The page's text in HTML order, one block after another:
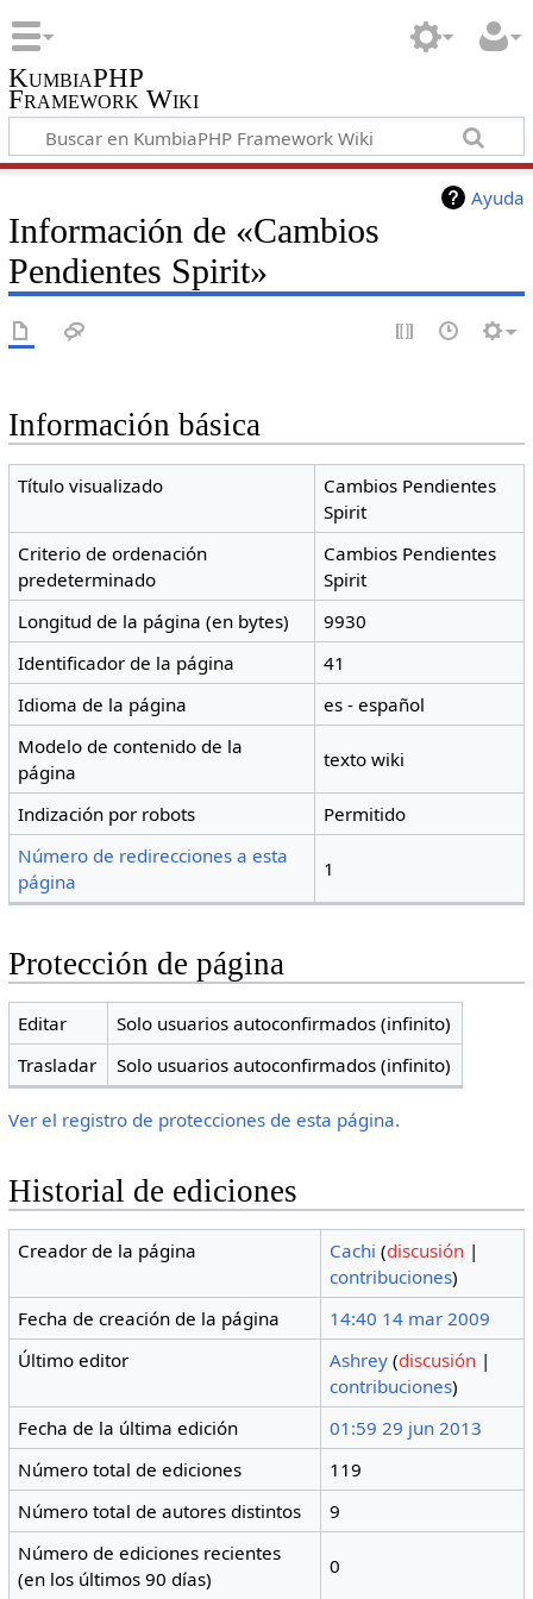
KumbiaPHP
Framework Wiki
Ayuda
Información de «Cambios
Pendientes Spirit»
Información básica
Título visualizado
Cambios Pendientes
Spirit
Criterio de ordenación
predeterminado
Cambios Pendientes
Spirit
Longitud de la página (en bytes)
9930
Identificador de la página
41
Idioma de la página
es - español
Modelo de contenido de la
página
texto wiki
Indización por robots
Permitido
Número de redirecciones a esta
página
1
Protección de página
Editar
Solo usuarios autoconfirmados (infinito)
Trasladar
Solo usuarios autoconfirmados (infinito)
Ver el registro de protecciones de esta página.
Historial de ediciones
Creador de la página Cachi (discusión |
contribuciones)
Fecha de creación de la página
14:40 14 mar 2009
Último editor
Ashrey (discusión |
contribuciones)
Fecha de la última edición
01:59 29 jun 2013
Número total de ediciones
119
Número total de autores distintos
9
Número de ediciones recientes
(en los últimos 90 días)
0